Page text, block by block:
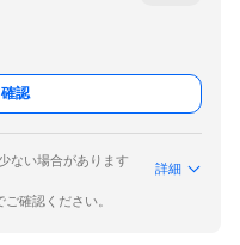
認
ない場合があります
詳細
確認ください。